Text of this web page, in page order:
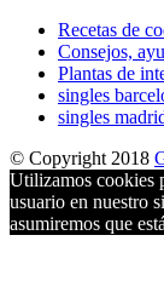
Recetas de
Consejos,
Plantas de
singles
singles
© Copyright 2018
Utilizamos cookies
usuario en nuestro
asumiremos que